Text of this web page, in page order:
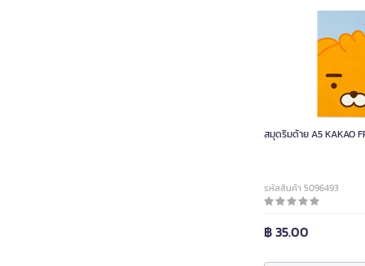
สมุดริมด้าย A5 KAKAO
รหัสสินค้า 5096493
฿ 35.00